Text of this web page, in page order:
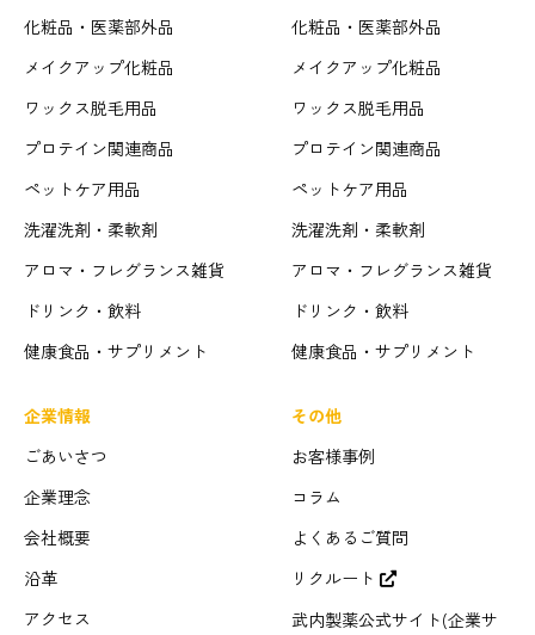
化粧品・医薬部外品
メイクアップ化粧品
ワックス脱毛用品
プロテイン関連商品
ペットケア用品
洗濯洗剤・柔軟剤
アロマ・フレグランス雑貨
ドリンク・飲料
健康食品・サプリメント
化粧品・医薬部外品
メイクアップ化粧品
ワックス脱毛用品
プロテイン関連商品
ペットケア用品
洗濯洗剤・柔軟剤
アロマ・フレグランス雑貨
ドリンク・飲料
健康食品・サプリメント
企業情報
ごあいさつ
企業理念
会社概要
沿革
アクセス
その他
お客様事例
コラム
よくあるご質問
リクルート
武内製薬公式サイト(企業サ